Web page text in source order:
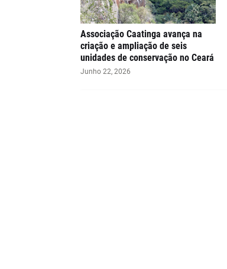
Associação Caatinga avança na
criação e ampliação de seis
unidades de conservação no Ceará
Junho 22, 2026